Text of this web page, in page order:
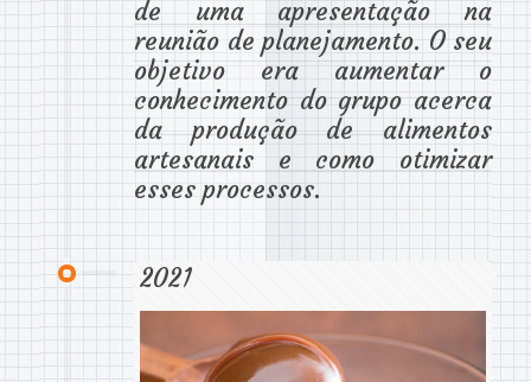
de uma apresentação na
reunião de planejamento. O seu
objetivo era aumentar o
conhecimento do grupo acerca
da produção de alimentos
artesanais e como otimizar
esses processos.
2021